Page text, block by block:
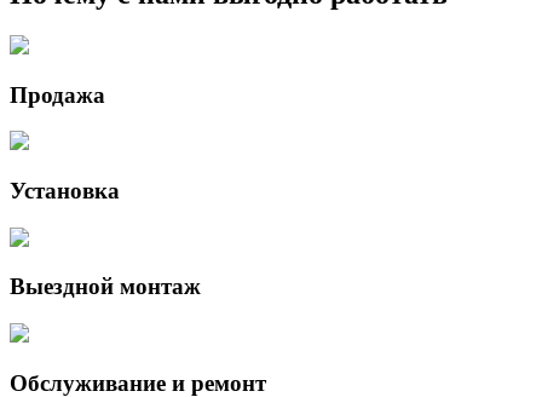
Продажа
Установка
Выездной монтаж
Обслуживание и ремонт